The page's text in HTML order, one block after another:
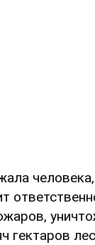
гектаров